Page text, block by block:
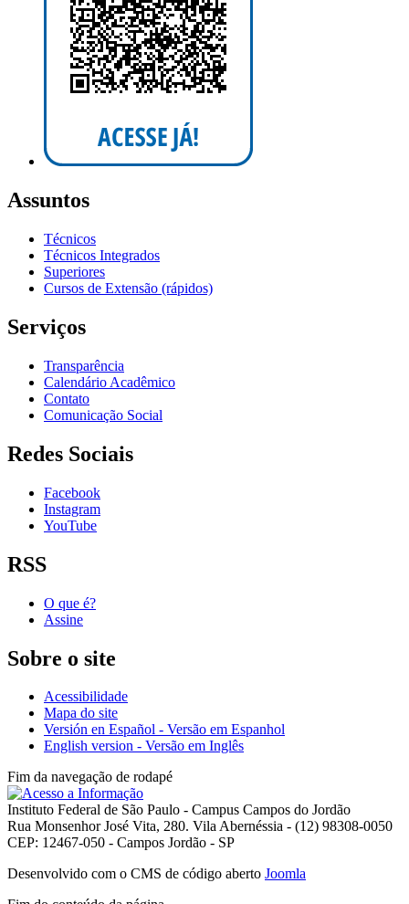
Assuntos
Técnicos
Técnicos Integrados
Superiores
Cursos de Extensão (rápidos)
Serviços
Transparência
Calendário Acadêmico
Contato
Comunicação Social
Redes Sociais
Facebook
Instagram
YouTube
RSS
O que é?
Assine
Sobre o site
Acessibilidade
Mapa do site
Versión en Español - Versão em Espanhol
English version - Versão em Inglês
Fim da navegação de rodapé
Instituto Federal de São Paulo - Campus Campos do Jordão
Rua Monsenhor José Vita, 280. Vila Abernéssia - (12) 98308-0050
CEP: 12467-050 - Campos Jordão - SP
Desenvolvido com o CMS de código aberto Joomla